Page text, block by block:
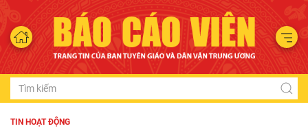
TIN HOẠT ĐỘNG